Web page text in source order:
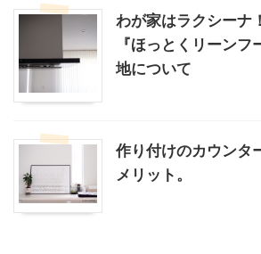
わが家はラクシーナ
『ほっとくリーン
地について
作り付けのカウンタ
メリット。